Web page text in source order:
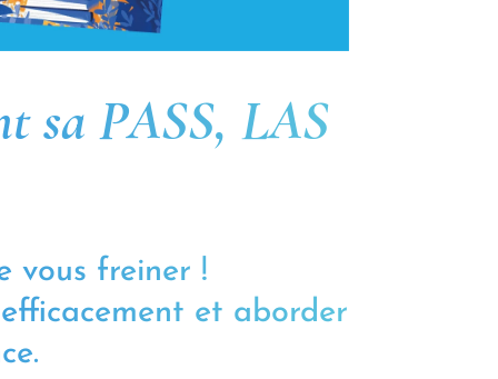
sa PASS, LAS
vous freiner !
et aborder